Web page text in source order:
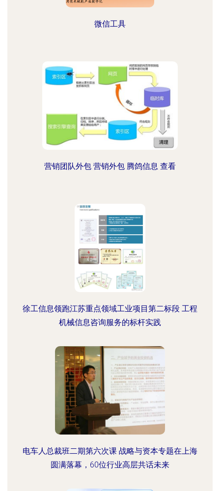
微信工具
营销团队外包 营销外包 腾鸽信息 查看
徐工信息领跑江苏重点领域工业项目第二标段 工程
机械信息咨询服务的标杆实践
电车人总裁班二期第六次课 战略与资本专题在上海
圆满落幕，60位行业高层共话未来